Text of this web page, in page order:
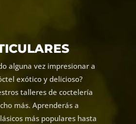
alguna vez impresionar a
exótico y delicioso?
talleres de coctelería
más. Aprenderás a
más populares hasta